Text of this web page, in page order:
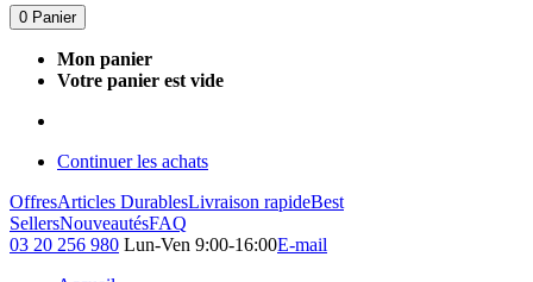
0 Panier
Mon panier
Votre panier est vide
Continuer les achats
OffresArticles DurablesLivraison rapideBest
SellersNouveautésFAQ
03 20 256 980 Lun-Ven 9:00-16:00E-mail